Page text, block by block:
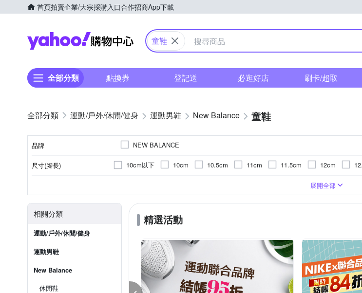
首頁拍賣企業/大宗採購入口合作招商App下載
Yahoo購物中心
童鞋
全部分類 點換券 登記送 必逛好店 刷卡/超取
運動/戶外/休閒/健身 運動男鞋 New Balance 童鞋
品牌 NEW BALANCE
尺寸(腳長) 10cm以下 10cm 10.5cm 11cm 11.5cm 12cm
18.5cm
22.5cm
23cm 23.5cm 24cm 24.5cm 25cm
展開全部
相關分類
運動/戶外/休閒/健身
運動男鞋
New Balance
休閒鞋
精選活動